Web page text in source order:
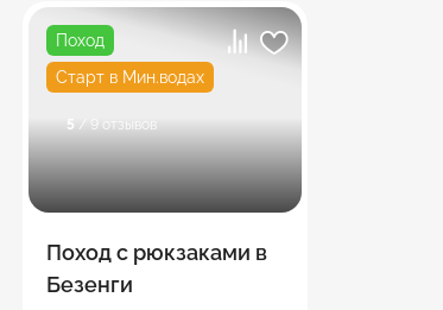
Поход
Старт в Мин.водах
5 / 9 отзывов
Поход с рюкзаками в
Безенги